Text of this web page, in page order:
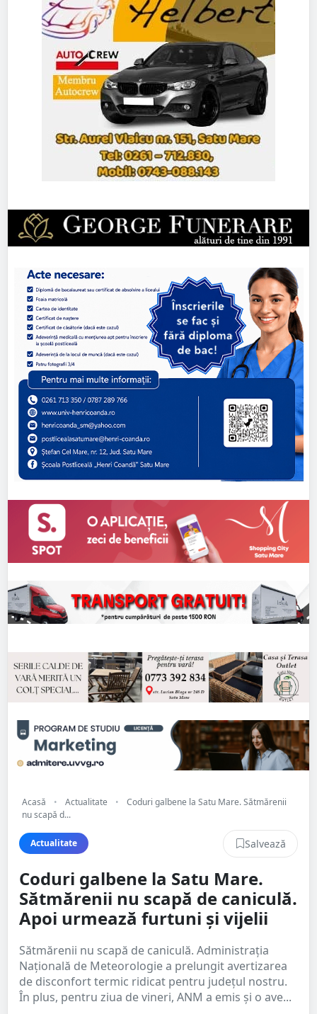
Acasă • Actualitate •
Coduri galbene la Satu Mare. Sătmărenii
nu scapă d...
Actualitate Salvează
Coduri galbene la Satu Mare.
Sătmărenii nu scapă de caniculă.
Apoi urmează furtuni și vijelii
Sătmărenii nu scapă de caniculă. Administrația
Națională de Meteorologie a prelungit avertizarea
de disconfort termic ridicat pentru județul nostru.
În plus, pentru ziua de vineri, ANM a emis și o ave...